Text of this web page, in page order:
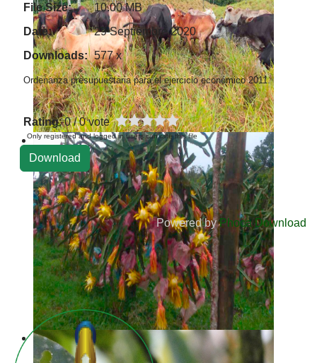
File Size:
10.00 MB
Date:
29 Septiembre 2020
Downloads: 577 x
Ordenanza presupuestaria para el ejercicio económico 2011.
Rating: 0 / 0 vote
Only registered and logged in users can rate this file
Powered byPhoca Download